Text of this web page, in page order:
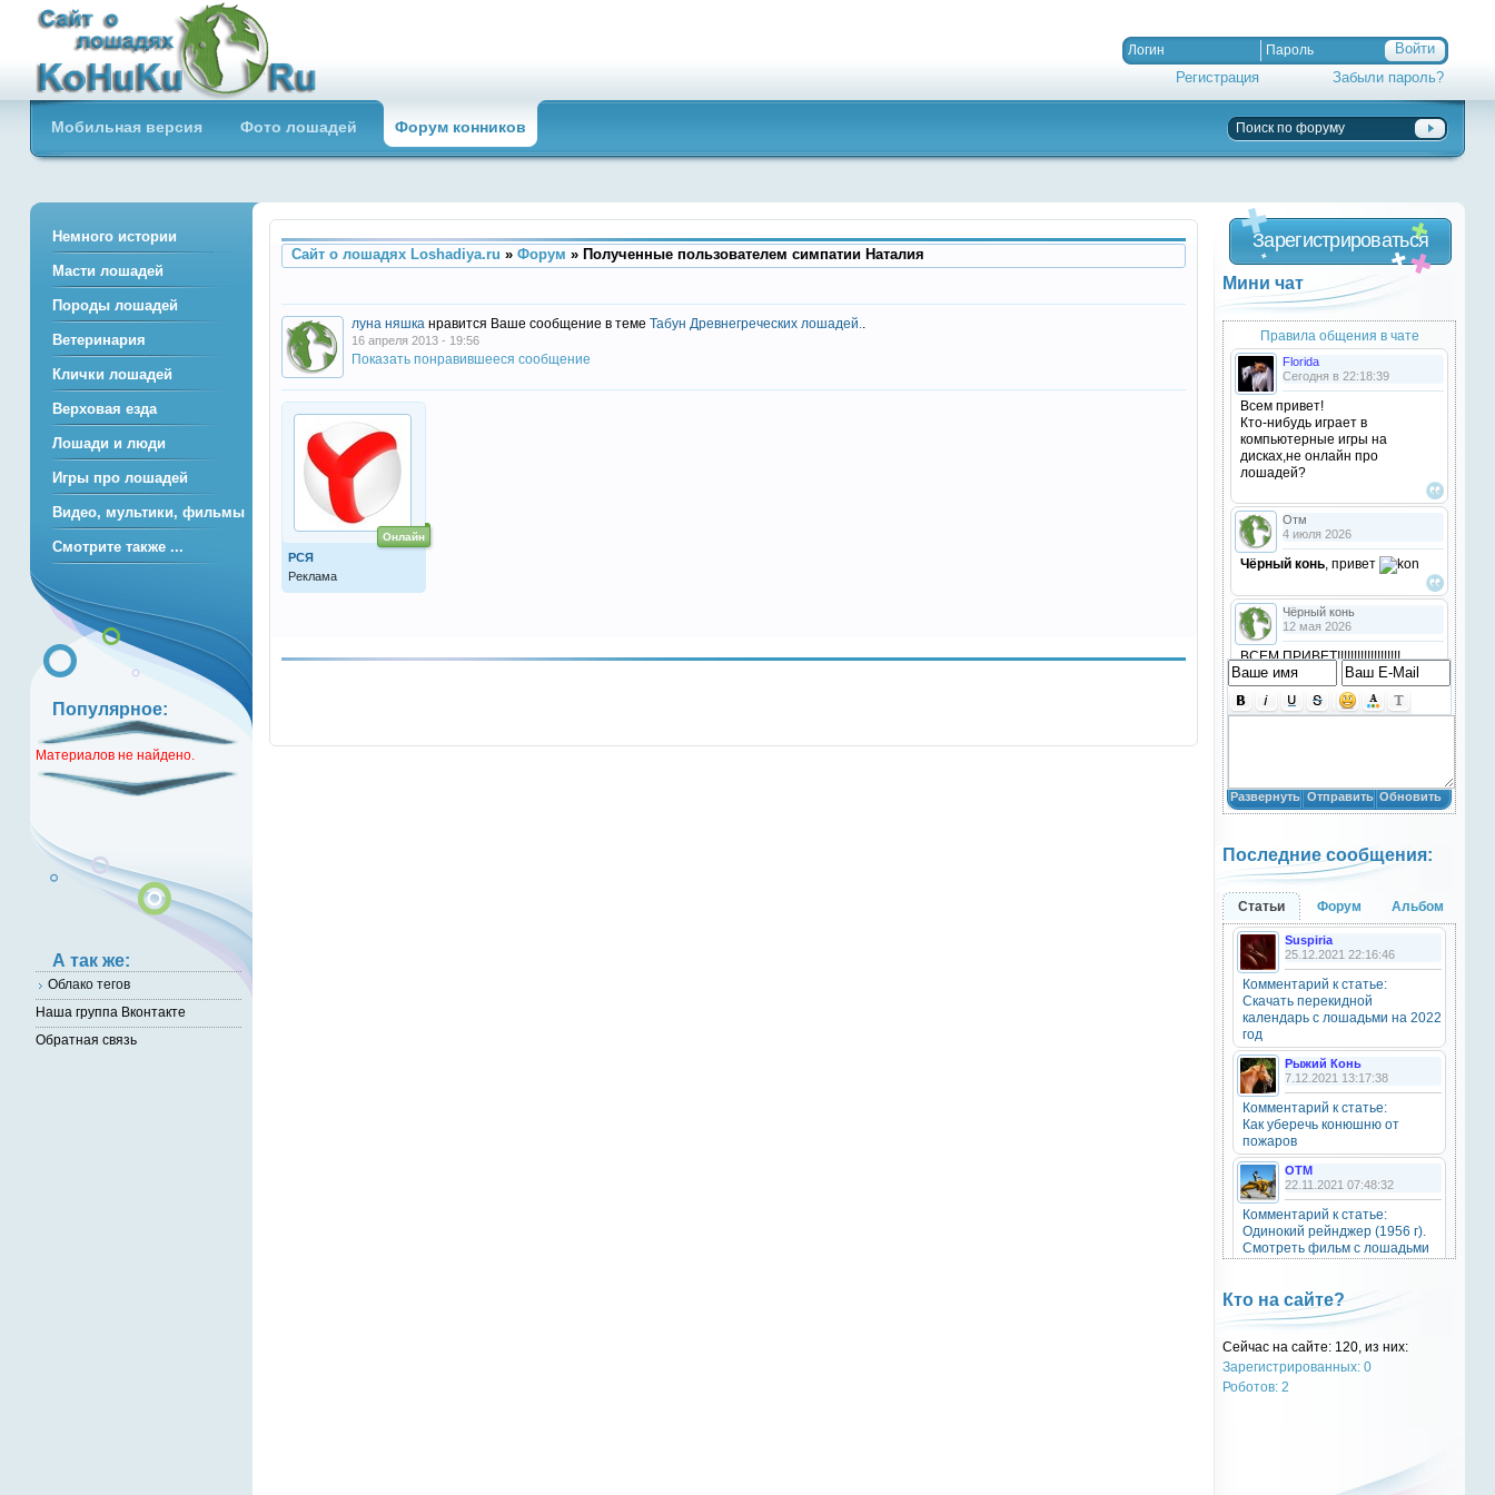
Сайт о лошадях loshadiya.ru
Приветствуем всех любителей
лошадей и конного спорта!
Регистрация Забыли пароль?
Мобильная версия Фото лошадей Форум конников
Сайт о лошадях Loshadiya.ru » Форум » Полученные пользователем симпатии Наталия
луна няшканравится Ваше сообщение в теме Табун Древнегреческих лошадей..
16 апреля 2013 - 19:56
Показать понравившееся сообщение
Онлайн
РСЯ
Реклама
Зарегистрироваться
Мини чат
Правила общения в чате
Florida
Сегодня в 22:18:39
Всем привет!
Кто-нибудь играет в
компьютерные игры на
дисках,не онлайн про
лошадей?
Отм
4 июля 2026
Чёрный конь, привет
Чёрный конь
12 мая 2026
ВСЕМ ПРИВЕТ!!!!!!!!!!!!!!!!!!!
!!!!
Анастасия18
Анастасия18
кто игры скачивал недавно?
Анастасия18
10 марта 2026
привет
Natali
20 октября 2025
OTM
6 сентября 2025
Grey-Rattto, привет бро
Grey-Rattto
2 сентября 2025
Все ещё в деле
Приветствую товарищи! Привет
OTM
17 ноября 2024
Развернуть Отправить Обновить
Последние сообщения:
Статьи Форум Альбом
Suspiria
25.12.2021 22:16:46
Комментарий к статье:
Скачать перекидной
календарь с лошадьми на 2022
год
Рыжий Конь
7.12.2021 13:17:38
Комментарий к статье:
Как уберечь конюшню от
пожаров
OTM
22.11.2021 07:48:32
Комментарий к статье:
Одинокий рейнджер (1956 г).
Смотреть фильм с лошадьми
Natali
28.09.2021 15:30:39
Комментарий к статье:
Тест «Масти и отметины»
OTM
20.05.2016 13:10:31
Кто на сайте?
Сейчас на сайте: 120, из них:
Зарегистрированных: 0
Роботов: 2
Немного истории
Масти лошадей
Породы лошадей
Ветеринария
Клички лошадей
Верховая езда
Лошади и люди
Игры про лошадей
Видео, мультики, фильмы
Смотрите также ...
Популярное:
Материалов не найдено.
А так же:
Облако тегов
Наша группа Вконтакте
Обратная связь